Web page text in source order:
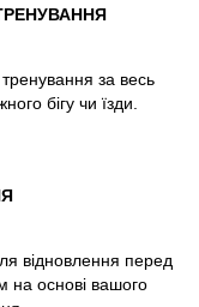
за весь
бігу чи їзди.
відновлення перед
на основі вашого